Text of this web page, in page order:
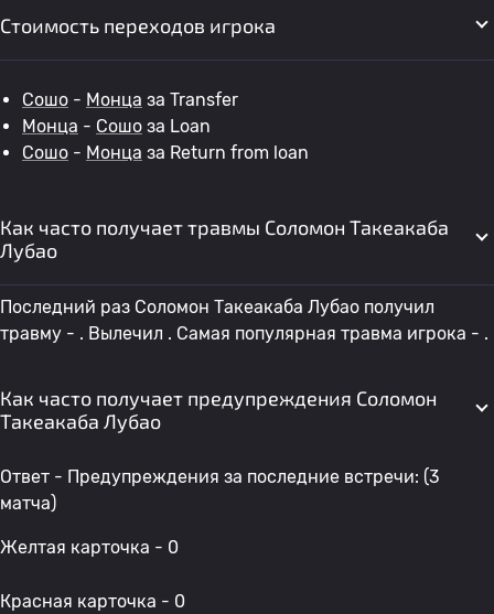
Стоимость переходов игрока
Сошо - Монца за Transfer
Монца - Сошо за Loan
Сошо - Монца за Return from loan
Как часто получает травмы Соломон Такеакаба
Лубао
Последний раз Соломон Такеакаба Лубао получил
травму - . Вылечил . Самая популярная травма игрока - .
Как часто получает предупреждения Соломон
Такеакаба Лубао
Ответ - Предупреждения за последние встречи: (3
матча)
Желтая карточка - 0
Красная карточка - 0